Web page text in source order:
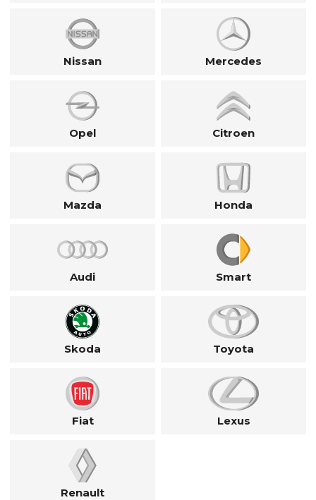
Nissan Mercedes
Opel Citroen
Mazda Honda
Audi Smart
Skoda Toyota
Fiat Lexus
Renault